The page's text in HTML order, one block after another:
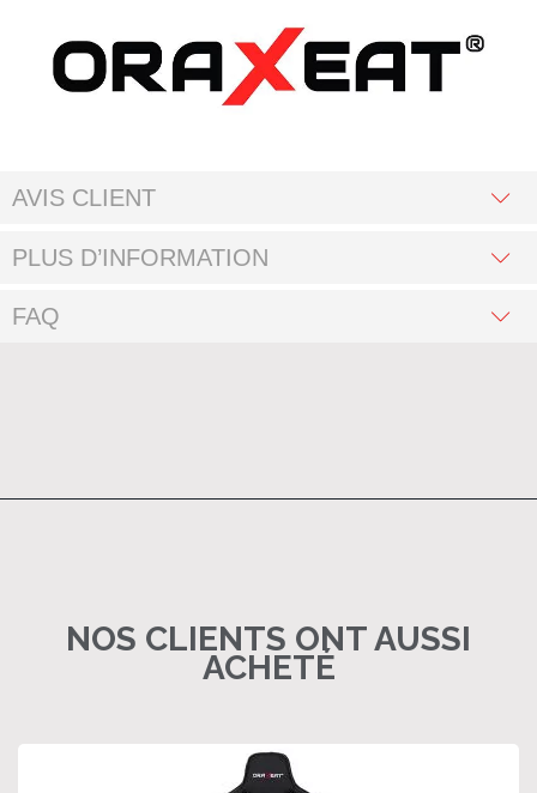
AVIS CLIENT
PLUS D’INFORMATION
FAQ
NOS CLIENTS ONT AUSSI
ACHETÉ